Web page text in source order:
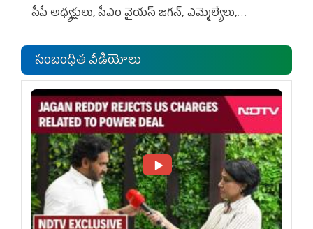
సీపీ అధ్య‌క్షులు, సీఎం వైయ‌స్ జ‌గ‌న్, ఎమ్మెల్యేలు,
సంబంధిత వీడియోలు